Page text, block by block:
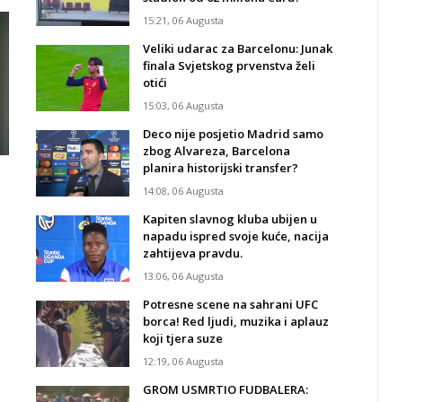
15:21, 06 Augusta
Veliki udarac za Barcelonu: Junak
finala Svjetskog prvenstva želi
otići
15:03, 06 Augusta
Deco nije posjetio Madrid samo
zbog Alvareza, Barcelona
planira historijski transfer?
14:08, 06 Augusta
Kapiten slavnog kluba ubijen u
napadu ispred svoje kuće, nacija
zahtijeva pravdu.
13:06, 06 Augusta
Potresne scene na sahrani UFC
borca! Red ljudi, muzika i aplauz
koji tjera suze
12:19, 06 Augusta
GROM USMRTIO FUDBALERA: